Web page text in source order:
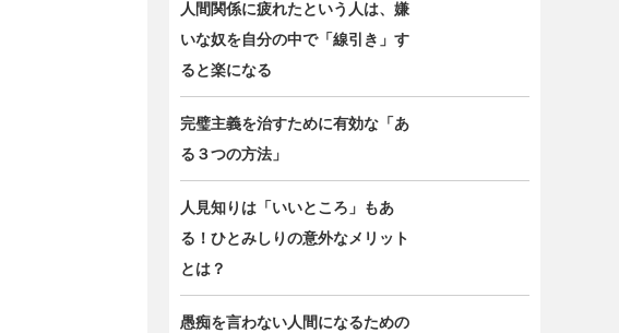
人間関係に疲れたという人は、嫌
いな奴を自分の中で「線引き」す
ると楽になる
完璧主義を治すために有効な「あ
る３つの方法」
人見知りは「いいところ」もあ
る！ひとみしりの意外なメリット
とは？
愚痴を言わない人間になるための